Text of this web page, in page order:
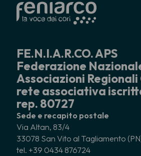
FE.N.I.A.R.CO. APS
Federazione
Associazioni Regionali
rete associativa
rep. 80727
Sede e recapito postale
Via Altan, 83/4
33078 San Vito al Tagliamento
tel. +39 0434 876724